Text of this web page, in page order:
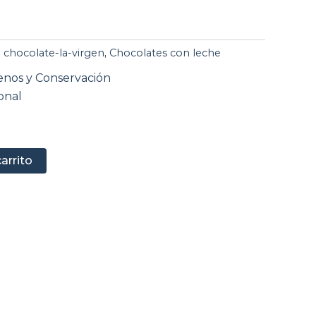
chocolate-la-virgen, Chocolates con leche
y Conservación
€.